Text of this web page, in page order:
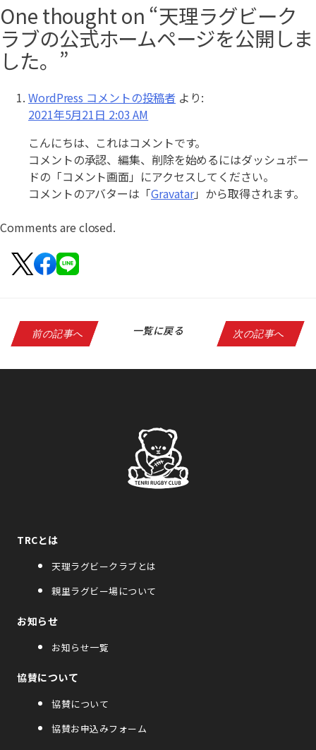
One thought on “天理ラグビーク
ラブの公式ホームページを公開しま
した。 ”
WordPress コメントの投稿者 より:
2021年5月21日 2:03 AM
こんにちは、これはコメントです。
コメントの承認、編集、削除を始めるにはダッシュボー
ドの「コメント画面」にアクセスしてください。
コメントのアバターは「Gravatar」から取得されます。
Comments are closed.
前の記事へ 一覧に戻る 次の記事へ
TRCとは
天理ラグビークラブとは
親里ラグビー場について
お知らせ
お知らせ一覧
協賛について
協賛について
協賛お申込みフォーム